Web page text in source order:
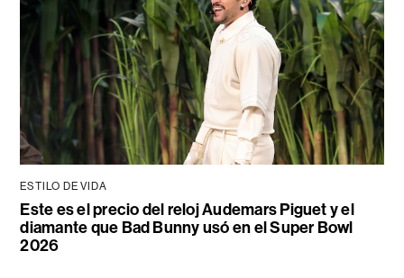
ESTILO DE VIDA
Este es el precio del reloj Audemars Piguet y el
diamante que Bad Bunny usó en el Super Bowl
2026